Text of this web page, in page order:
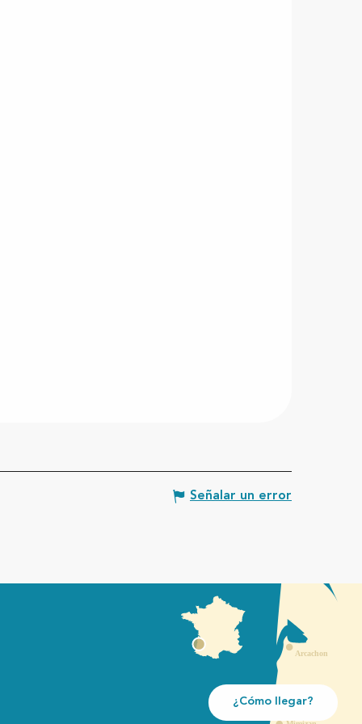
Señalar un error
¿Cómo llegar?